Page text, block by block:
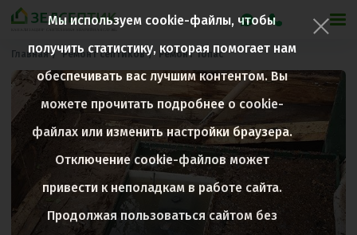
Главная Ремонт септиков Ремонт Топас
Мы используем cookie-файлы, чтобы
получить статистику, которая помогает нам
обеспечивать вас лучшим контентом. Вы
можете прочитать подробнее о cookie-
файлах или изменить настройки браузера.
Отключение cookie-файлов может
привести к неполадкам в работе сайта.
Продолжая пользоваться сайтом без